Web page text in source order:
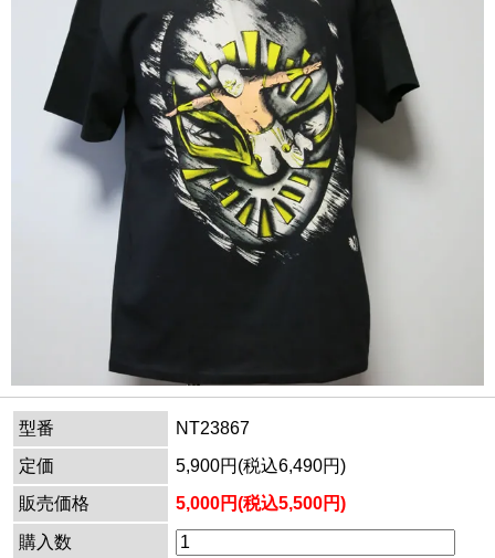
型番
NT23867
定価
5,900円(税込6,490円)
販売価格
5,000円(税込5,500円)
購入数